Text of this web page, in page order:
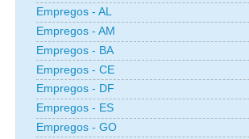
Empregos - AL
Empregos - AM
Empregos - BA
Empregos - CE
Empregos - DF
Empregos - ES
Empregos - GO